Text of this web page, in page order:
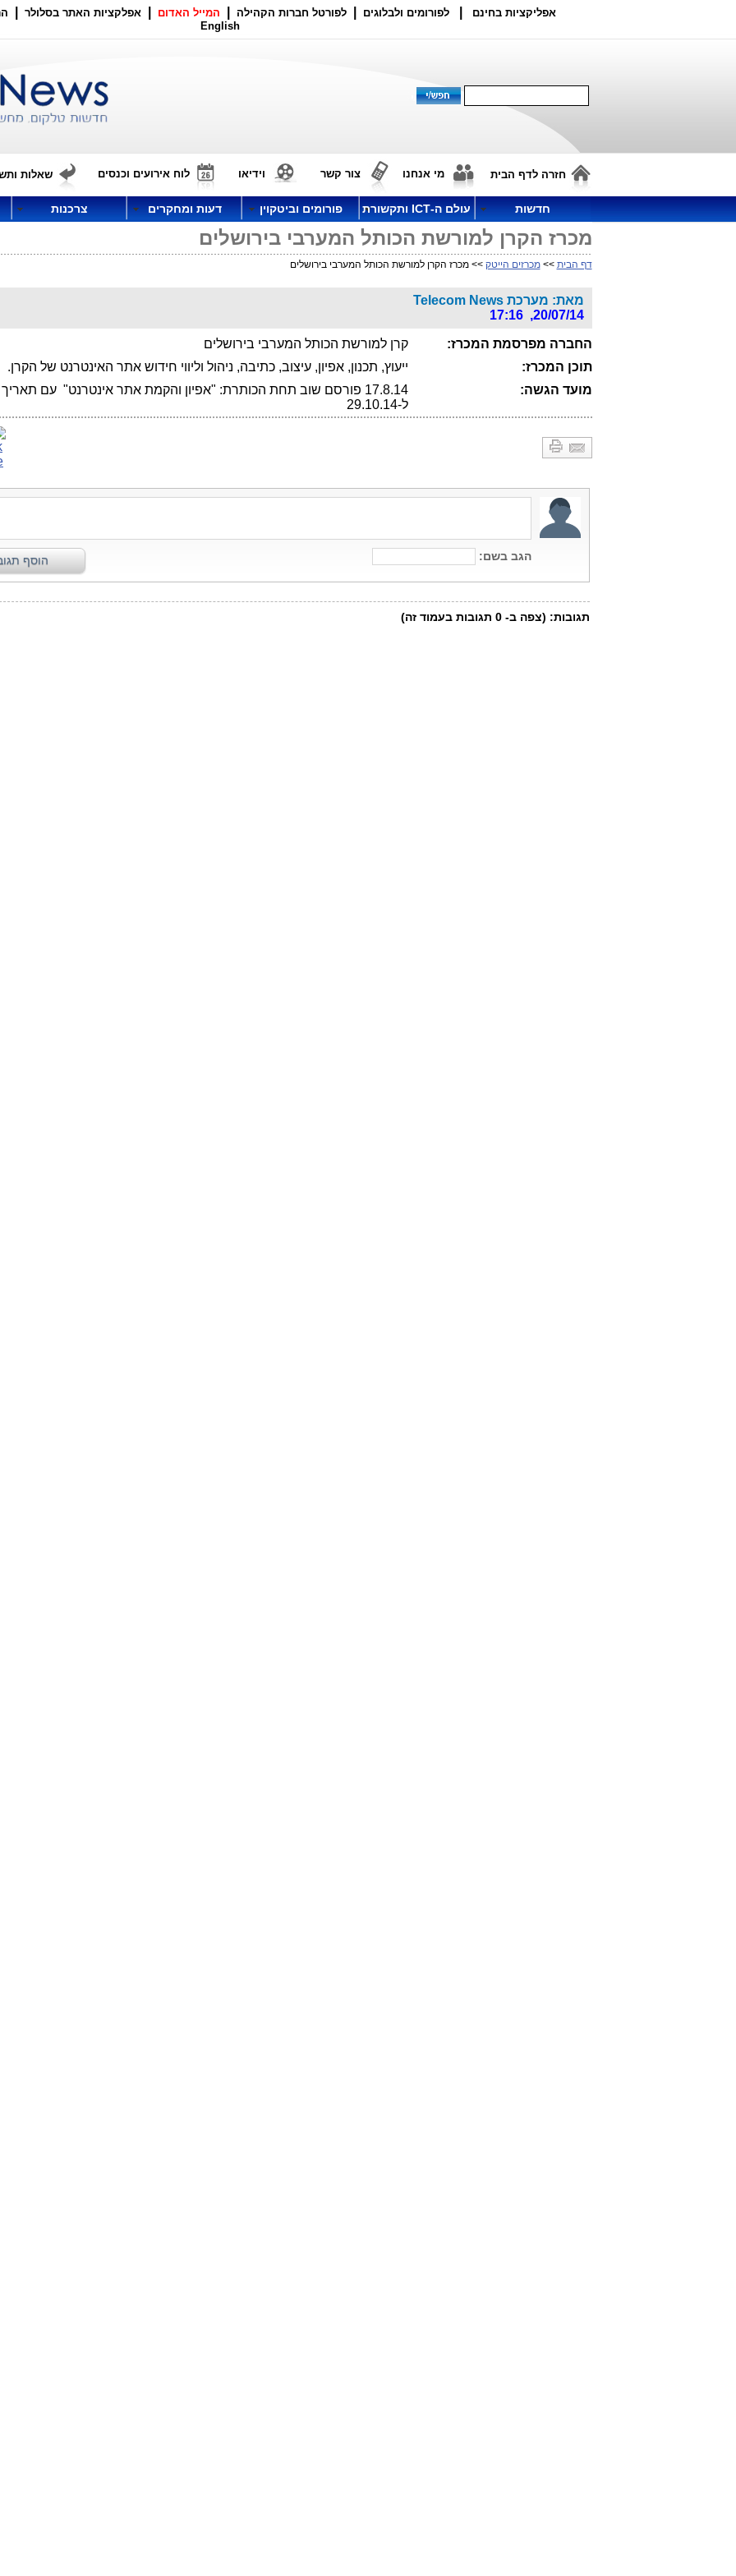
אפליקציות בחינם לפורומים ולבלוגים לפורטל חברות הקהילה המייל האדום אפלקציות האתר בסלולר
English
חזרה לדף הבית מי אנחנו צור קשר וידיאו לוח אירועים וכנסים שאלות
חדשות עולם ה-ICT ותקשורת פורומים וביטקוין דעות ומחקרים צרכנות
מכרז הקרן למורשת הכותל המערבי בירושלים
דף הבית >>מכרזים הייטק >> מכרז הקרן למורשת הכותל המערבי בירושלים
מאת: מערכת Telecom News
20/07/14, 17:16
החברה מפרסמת המכרז:
קרן למורשת הכותל המערבי בירושלים
תוכן המכרז:
ייעוץ, תכנון, אפיון, עיצוב, כתיבה, ניהול וליווי חידוש אתר האינטרנט של הקרן.
מועד הגשה:
17.8.14 פורסם שוב תחת הכותרת: "אפיון והקמת אתר אינטרנט" עם
ל-29.10.14